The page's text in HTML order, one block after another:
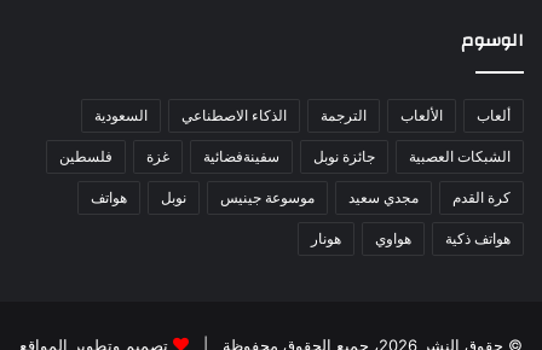
الوسوم
ألعاب الألعاب الترجمة الذكاء الاصطناعي السعودية
الشبكات العصبية جائزة نوبل سفينةفضائية غزة فلسطين
كرة القدم مجدي سعيد موسوعة جينيس نوبل هواتف
هواتف ذكية هواوي هونار
© حقوق النشر 2026، جميع الحقوق محفوظة | تصميم وتطوير المواقع